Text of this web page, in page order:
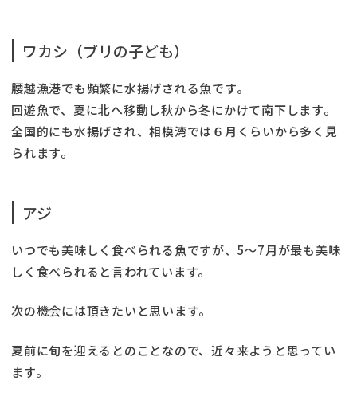
ワカシ（ブリの子ども）
腰越漁港でも頻繁に水揚げされる魚です。
回遊魚で、夏に北へ移動し秋から冬にかけて南下します。
全国的にも水揚げされ、相模湾では６月くらいから多く見
られます。
アジ
いつでも美味しく食べられる魚ですが、5〜7月が最も美味
しく食べられると言われています。
次の機会には頂きたいと思います。
夏前に旬を迎えるとのことなので、近々来ようと思ってい
ます。